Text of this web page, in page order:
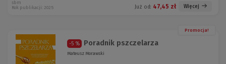
Już od: 47,45 zł Więcej
sbm
Rok publikacji: 2025
Promocja!
-5 % Poradnik pszczelarza
Mateusz Morawski